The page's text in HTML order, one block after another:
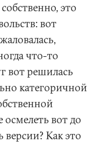
это
вот
что-то
вот решилась
категоричной
осмелеть вот до
Как это